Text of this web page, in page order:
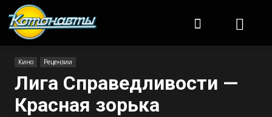
Кино Рецензии
Лига Справедливости —
Красная зорька